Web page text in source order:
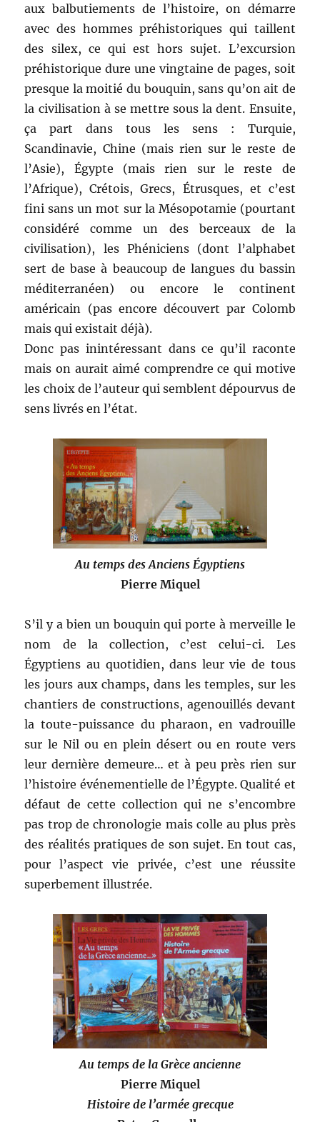
aux balbutiements de l’histoire, on démarre
avec des hommes préhistoriques qui taillent
des silex, ce qui est hors sujet. L’excursion
préhistorique dure une vingtaine de pages, soit
presque la moitié du bouquin, sans qu’on ait de
la civilisation à se mettre sous la dent. Ensuite,
ça part dans tous les sens : Turquie,
Scandinavie, Chine (mais rien sur le reste de
l’Asie), Égypte (mais rien sur le reste de
l’Afrique), Crétois, Grecs, Étrusques, et c’est
fini sans un mot sur la Mésopotamie (pourtant
considéré comme un des berceaux de la
civilisation), les Phéniciens (dont l’alphabet
sert de base à beaucoup de langues du bassin
méditerranéen) ou encore le continent
américain (pas encore découvert par Colomb
mais qui existait déjà).
Donc pas inintéressant dans ce qu’il raconte
mais on aurait aimé comprendre ce qui motive
les choix de l’auteur qui semblent dépourvus de
sens livrés en l’état.
Au temps des Anciens Égyptiens
Pierre Miquel
S’il y a bien un bouquin qui porte à merveille le
nom de la collection, c’est celui-ci. Les
Égyptiens au quotidien, dans leur vie de tous
les jours aux champs, dans les temples, sur les
chantiers de constructions, agenouillés devant
la toute-puissance du pharaon, en vadrouille
sur le Nil ou en plein désert ou en route vers
leur dernière demeure… et à peu près rien sur
l’histoire événementielle de l’Égypte. Qualité et
défaut de cette collection qui ne s’encombre
pas trop de chronologie mais colle au plus près
des réalités pratiques de son sujet. En tout cas,
pour l’aspect vie privée, c’est une réussite
superbement illustrée.
Au temps de la Grèce ancienne
Pierre Miquel
Histoire de l’armée grecque